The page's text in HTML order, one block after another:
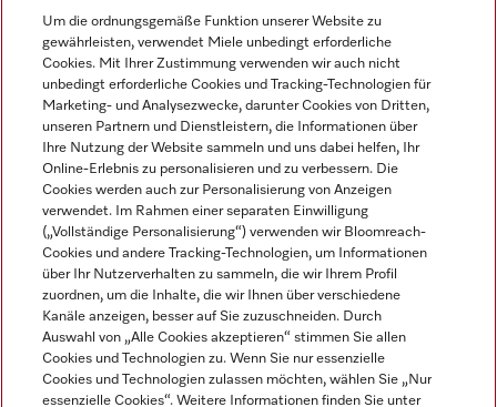
Sprache
DEUTSCH
Impressum
AGB
Miele auf Instagram
Miele auf Youtube
Um die ordnungsgemäße Funktion unserer Website zu
gewährleisten, verwendet Miele unbedingt erforderliche
Cookies. Mit Ihrer Zustimmung verwenden wir auch nicht
unbedingt erforderliche Cookies und Tracking-Technologien für
Marketing- und Analysezwecke, darunter Cookies von Dritten,
unseren Partnern und Dienstleistern, die Informationen über
Ihre Nutzung der Website sammeln und uns dabei helfen, Ihr
Online-Erlebnis zu personalisieren und zu verbessern. Die
Cookies werden auch zur Personalisierung von Anzeigen
verwendet. Im Rahmen einer separaten Einwilligung
(„Vollständige Personalisierung“) verwenden wir Bloomreach-
Cookies und andere Tracking-Technologien, um Informationen
über Ihr Nutzerverhalten zu sammeln, die wir Ihrem Profil
zuordnen, um die Inhalte, die wir Ihnen über verschiedene
Kanäle anzeigen, besser auf Sie zuzuschneiden. Durch
Auswahl von „Alle Cookies akzeptieren“ stimmen Sie allen
Cookies und Technologien zu. Wenn Sie nur essenzielle
Cookies und Technologien zulassen möchten, wählen Sie „Nur
essenzielle Cookies“. Weitere Informationen finden Sie unter